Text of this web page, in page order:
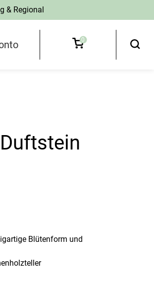
& Regional
0
Blütenform und